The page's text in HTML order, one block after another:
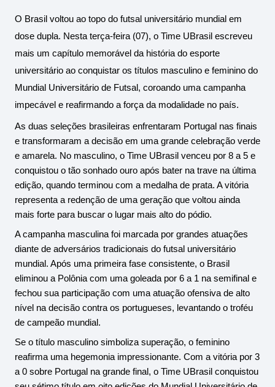
O Brasil voltou ao topo do futsal universitário mundial em
dose dupla. Nesta terça-feira (07), o Time UBrasil escreveu
mais um capítulo memorável da história do esporte
universitário ao conquistar os títulos masculino e feminino do
Mundial Universitário de Futsal, coroando uma campanha
impecável e reafirmando a força da modalidade no país.
As duas seleções brasileiras enfrentaram Portugal nas finais
e transformaram a decisão em uma grande celebração verde
e amarela. No masculino, o Time UBrasil venceu por 8 a 5 e
conquistou o tão sonhado ouro após bater na trave na última
edição, quando terminou com a medalha de prata. A vitória
representa a redenção de uma geração que voltou ainda
mais forte para buscar o lugar mais alto do pódio.
A campanha masculina foi marcada por grandes atuações
diante de adversários tradicionais do futsal universitário
mundial. Após uma primeira fase consistente, o Brasil
eliminou a Polônia com uma goleada por 6 a 1 na semifinal e
fechou sua participação com uma atuação ofensiva de alto
nível na decisão contra os portugueses, levantando o troféu
de campeão mundial.
Se o título masculino simboliza superação, o feminino
reafirma uma hegemonia impressionante. Com a vitória por 3
a 0 sobre Portugal na grande final, o Time UBrasil conquistou